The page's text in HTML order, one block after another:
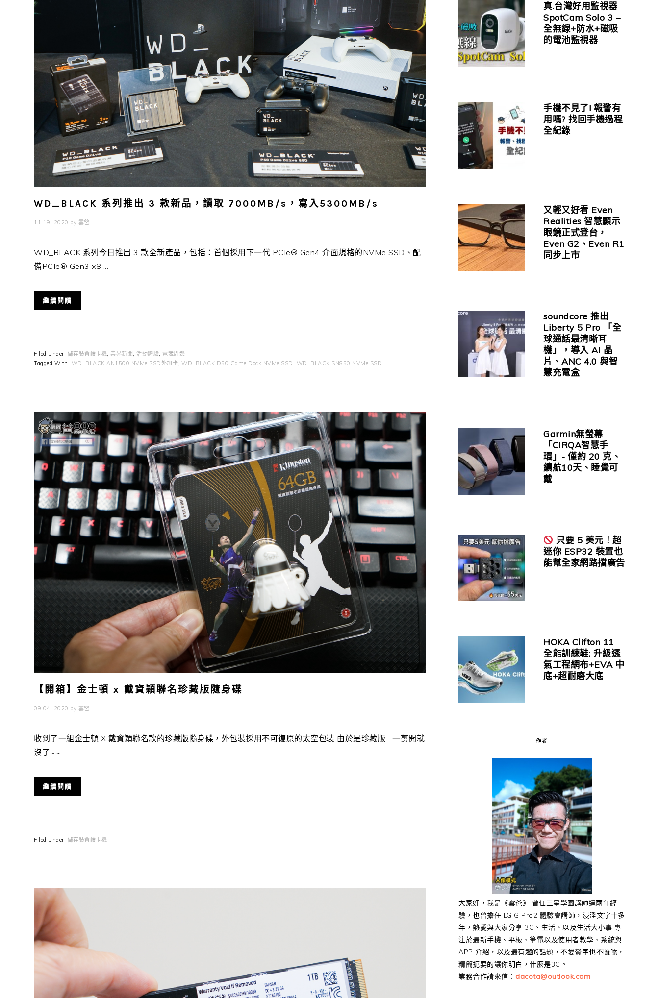
WD_BLACK 系列推出 3 款新品，讀取 7000MB/s，寫入5300MB/s
11 19, 2020 by 雲爸
WD_BLACK 系列今日推出 3 款全新產品，包括：首個採用下一代 PCIe® Gen4 介面規格的NVMe SSD、配
備PCIe® Gen3 x8 ...
繼續閱讀
Filed Under: 儲存裝置讀卡機, 業界新聞 , 活動體驗, 電競周邊
Tagged With: WD_BLACK AN1500 NVMe SSD外加卡, WD_BLACK D50 Game Dock NVMe SSD , WD_BLACK SN850 NVMe SSD
【開箱】金士頓 x 戴資穎聯名珍藏版隨身碟
09 04, 2020 by 雲爸
收到了一組金士頓 X 戴資穎聯名款的珍藏版隨身碟，外包裝採用不可復原的太空包裝 由於是珍藏版....一剪開就
沒了~~ ...
繼續閱讀
Filed Under: 儲存裝置讀卡機
真.台灣好用監視器
SpotCam Solo 3 –
全無線+防水+磁吸
的電池監視器
手機不見了! 報警有
用嗎? 找回手機過程
全紀錄
又輕又好看 Even
Realities 智慧顯示
眼鏡正式登台，
Even G2、Even R1
同步上市
soundcore 推出
Liberty 5 Pro 「全
球通話最清晰耳
機」，導入 AI 晶
片、ANC 4.0 與智
慧充電盒
Garmin無螢幕
「CIRQA智慧手
環」- 僅約 20 克、
續航10天、睡覺可
戴
只要 5 美元！超
迷你 ESP32 裝置也
能幫全家網路擋廣告
HOKA Clifton 11
全能訓練鞋: 升級透
氣工程網布+EVA 中
底+超耐磨大底
作者
大家好，我是《雲爸》 曾任三星學園講師達兩年經
驗，也曾擔任 LG G Pro2 體驗會講師，浸淫文字十多
年，熱愛與大家分享 3C、生活、以及生活大小事 專
注於最新手機、平板、筆電以及使用者教學、系統與
APP 介紹，以及最有趣的話題，不愛贅字也不囉嗦，
精簡扼要的讓你明白，什麼是3C。
業務合作請來信： dacota@outlook.com